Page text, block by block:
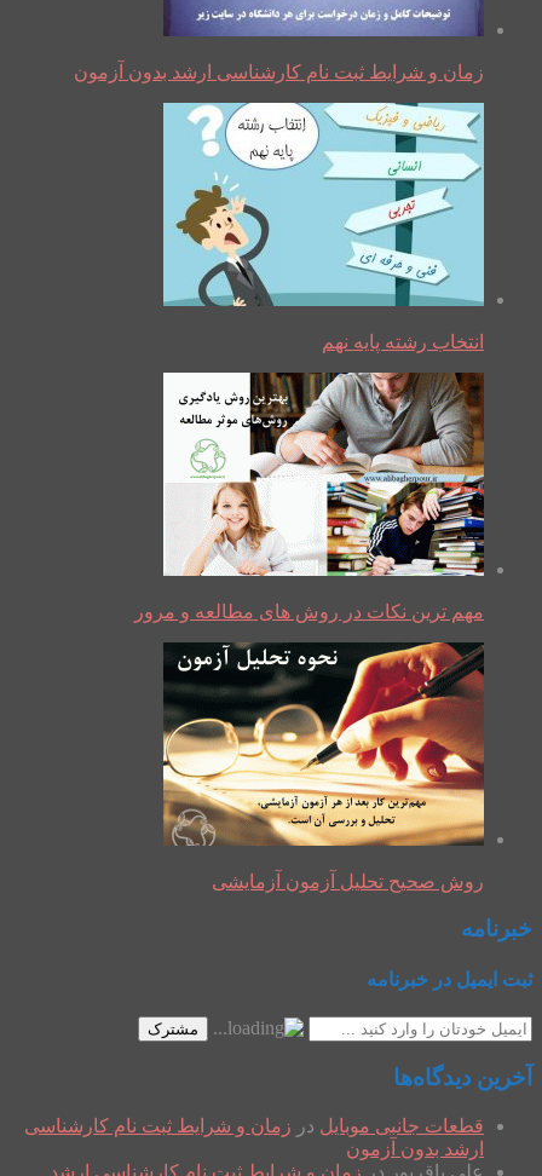
زمان و شرایط ثبت نام کارشناسی ارشد بدون آزمون
انتخاب رشته پایه نهم
مهم ترین نکات در روش های مطالعه و مرور
روش صحیح تحلیل آزمون آزمایشی
خبرنامه
ثبت ایمیل در خبرنامه
مشترک
آخرین دیدگاه‌ها
قطعات جانبی موبایل در زمان و شرایط ثبت نام کارشناسی
ارشد بدون آزمون
علی باقرپور در زمان و شرایط ثبت نام کارشناسی ارشد